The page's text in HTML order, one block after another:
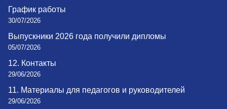
График работы
30/07/2026
Выпускники 2026 года получили дипломы
05/07/2026
12. Контакты
29/06/2026
11. Материалы для педагогов и руководителей
29/06/2026